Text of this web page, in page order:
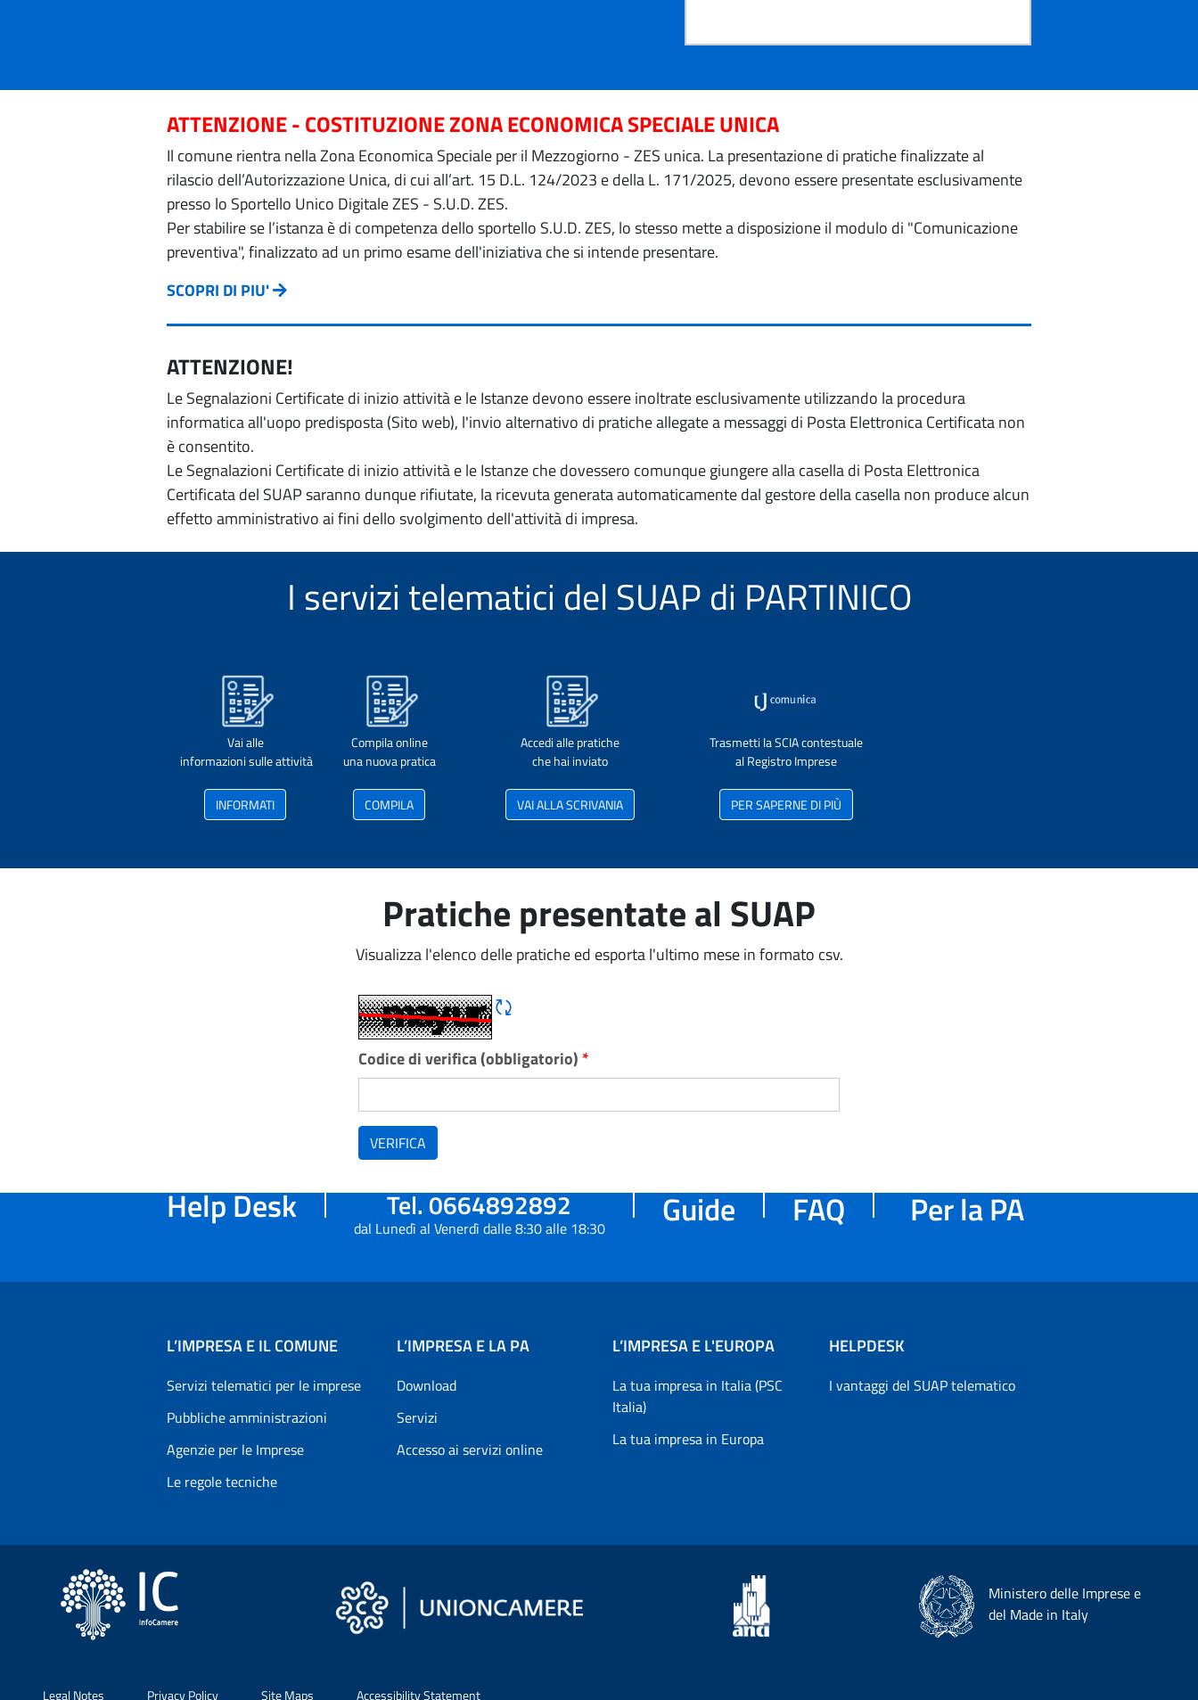
ATTENZIONE - COSTITUZIONE ZONA ECONOMICA SPECIALE UNICA
Il comune rientra nella Zona Economica Speciale per il Mezzogiorno - ZES unica. La presentazione di pratiche finalizzate al
rilascio dell’Autorizzazione Unica, di cui all’art. 15 D.L. 124/2023 e della L. 171/2025, devono essere presentate esclusivamente
presso lo Sportello Unico Digitale ZES - S.U.D. ZES.
Per stabilire se l’istanza è di competenza dello sportello S.U.D. ZES, lo stesso mette a disposizione il modulo di "Comunicazione
preventiva", finalizzato ad un primo esame dell'iniziativa che si intende presentare.
SCOPRI DI PIU'
ATTENZIONE!
Le Segnalazioni Certificate di inizio attività e le Istanze devono essere inoltrate esclusivamente utilizzando la procedura
informatica all'uopo predisposta (Sito web), l'invio alternativo di pratiche allegate a messaggi di Posta Elettronica Certificata non
è consentito.
Le Segnalazioni Certificate di inizio attività e le Istanze che dovessero comunque giungere alla casella di Posta Elettronica
Certificata del SUAP saranno dunque rifiutate, la ricevuta generata automaticamente dal gestore della casella non produce alcun
effetto amministrativo ai fini dello svolgimento dell'attività di impresa.
I servizi telematici del SUAP di PARTINICO
Vai alle
informazioni sulle attività
INFORMATI
Compila online
una nuova pratica
COMPILA
Accedi alle pratiche
che hai inviato
VAI ALLA SCRIVANIA
Trasmetti la SCIA contestuale
al Registro Imprese
PER SAPERNE DI PIÙ
Pratiche presentate al SUAP
Visualizza l'elenco delle pratiche ed esporta l'ultimo mese in formato csv.
Rigene CAPTCHA
Codice di verifica (obbligatorio) *
VERIFICA
Help Desk Tel. 0664892892
dal Lunedì al Venerdì dalle 8:30 alle 18:30 Guide FAQ Per la PA
L’IMPRESA E IL COMUNE
Servizi telematici per le imprese
Pubbliche amministrazioni
Agenzie per le Imprese
Le regole tecniche
L’IMPRESA E LA PA
Download
Servizi
Accesso ai servizi online
L’IMPRESA E L'EUROPA
La tua impresa in Italia (PSC
Italia)
La tua impresa in Europa
HELPDESK
I vantaggi del SUAP telematico
Ministero delle Imprese e
del Made in Italy
Legal Notes Privacy Policy Site Maps Accessibility Statement